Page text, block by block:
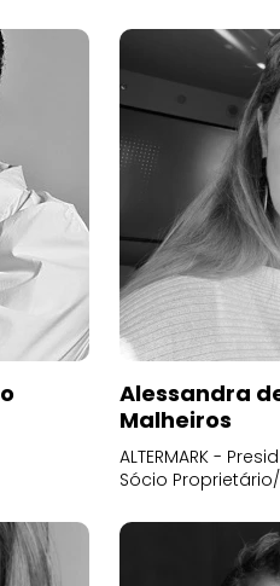
Alessandra
Malheiros
ALTERMARK -
Sócio